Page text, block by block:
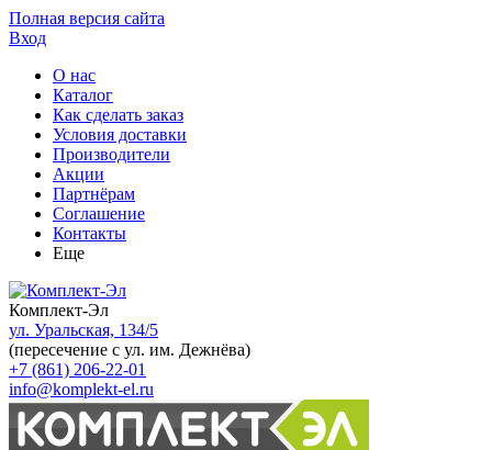
Полная версия сайта
Вход
О нас
Каталог
Как сделать заказ
Условия доставки
Производители
Акции
Партнёрам
Соглашение
Контакты
Еще
Комплект-Эл
ул. Уральская, 134/5
(пересечение с ул. им. Дежнёва)
+7 (861) 206-22-01
info@komplekt-el.ru